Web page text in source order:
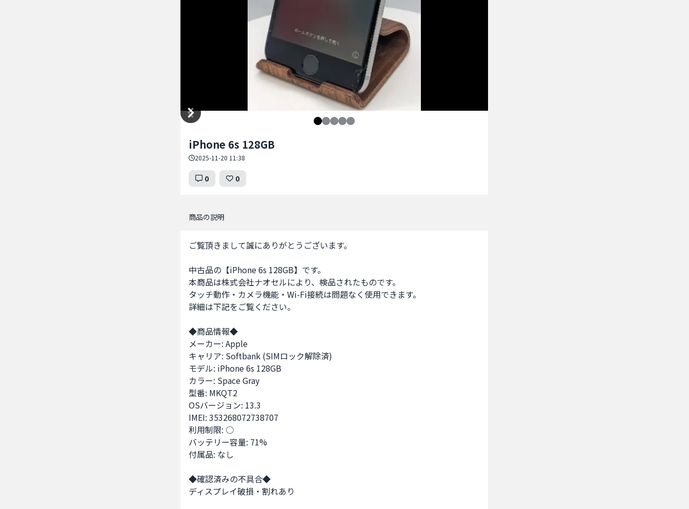
iPhone 6s 128GB
2025-11-20 11:38
0 0
商品の説明
ご覧頂きまして誠にありがとうございます。
中古品の【iPhone 6s 128GB】です。
本商品は株式会社ナオセルにより、検品されたものです。
タッチ動作・カメラ機能・Wi-Fi接続は問題なく使用できます。
詳細は下記をご覧ください。
◆商品情報◆
メーカー: Apple
キャリア: Softbank (SIMロック解除済)
モデル: iPhone 6s 128GB
カラー: Space Gray
型番: MKQT2
OSバージョン: 13.3
IMEI: 353268072738707
利用制限: ○
バッテリー容量: 71%
付属品: なし
◆確認済みの不具合◆
ディスプレイ破損・割れあり